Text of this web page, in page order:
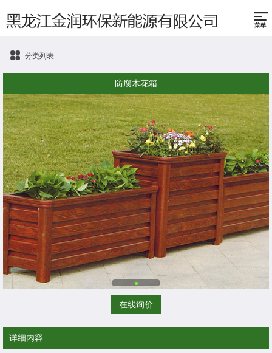
分类列表
防腐木花箱
在线询价
详细内容